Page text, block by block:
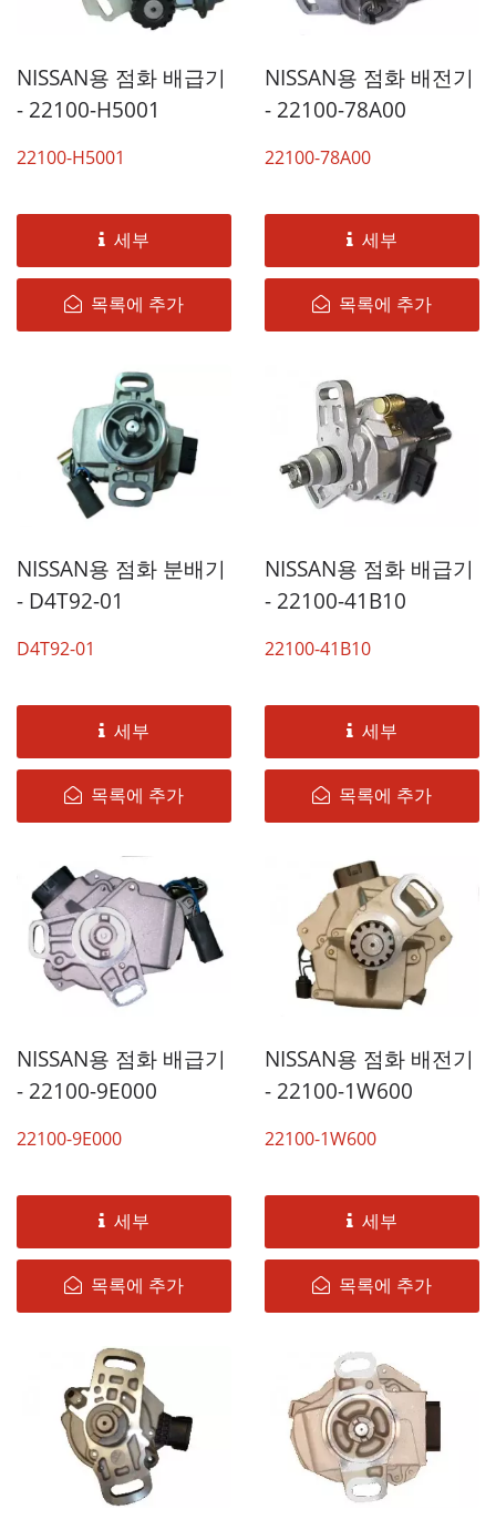
NISSAN용 점화 배급기
- 22100-H5001
22100-H5001
세부
목록에 추가
NISSAN용 점화 배전기
- 22100-78A00
22100-78A00
세부
목록에 추가
NISSAN용 점화 분배기
- D4T92-01
D4T92-01
세부
목록에 추가
NISSAN용 점화 배급기
- 22100-41B10
22100-41B10
세부
목록에 추가
NISSAN용 점화 배급기
- 22100-9E000
22100-9E000
세부
목록에 추가
NISSAN용 점화 배전기
- 22100-1W600
22100-1W600
세부
목록에 추가